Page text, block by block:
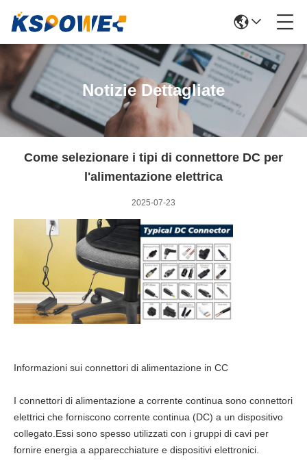
Notizie Dettagliate
Come selezionare i tipi di connettore DC per
l'alimentazione elettrica
2025-07-23
Informazioni sui connettori di alimentazione in CC
I connettori di alimentazione a corrente continua sono connettori
elettrici che forniscono corrente continua (DC) a un dispositivo
collegato.Essi sono spesso utilizzati con i gruppi di cavi per
fornire energia a apparecchiature e dispositivi elettronici.